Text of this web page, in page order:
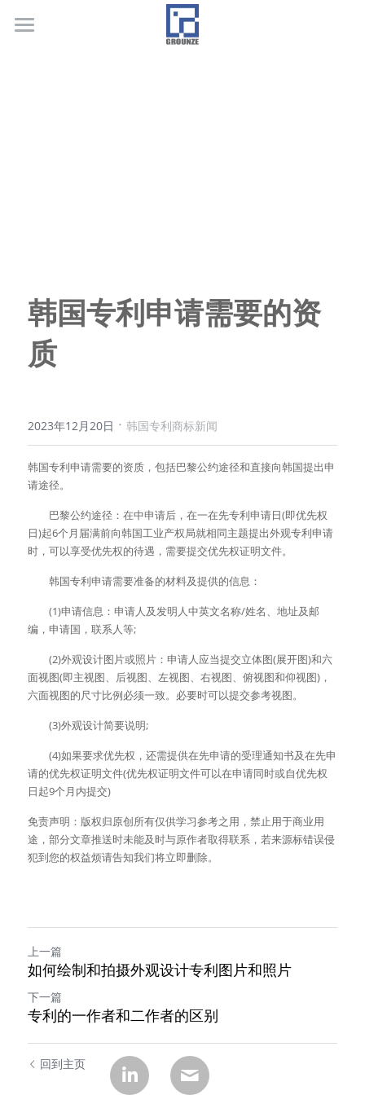
韩国专利申请需要的资
质
2023年12月20日 · 韩国专利商标新闻
韩国专利申请需要的资质，包括巴黎公约途径和直接向韩国提出申
请途径。
巴黎公约途径：在中申请后，在一在先专利申请日(即优先权
日)起6个月届满前向韩国工业产权局就相同主题提出外观专利申请
时，可以享受优先权的待遇，需要提交优先权证明文件。
韩国专利申请需要准备的材料及提供的信息：
(1)申请信息：申请人及发明人中英文名称/姓名、地址及邮
编，申请国，联系人等;
(2)外观设计图片或照片：申请人应当提交立体图(展开图)和六
面视图(即主视图、后视图、左视图、右视图、俯视图和仰视图)，
六面视图的尺寸比例必须一致。必要时可以提交参考视图。
(3)外观设计简要说明;
(4)如果要求优先权，还需提供在先申请的受理通知书及在先申
请的优先权证明文件(优先权证明文件可以在申请同时或自优先权
日起9个月内提交)
免责声明：版权归原创所有仅供学习参考之用，禁止用于商业用
途，部分文章推送时未能及时与原作者取得联系，若来源标错误侵
犯到您的权益烦请告知我们将立即删除。
上一篇
如何绘制和拍摄外观设计专利图片和照片
下一篇
专利的一作者和二作者的区别
回到主页